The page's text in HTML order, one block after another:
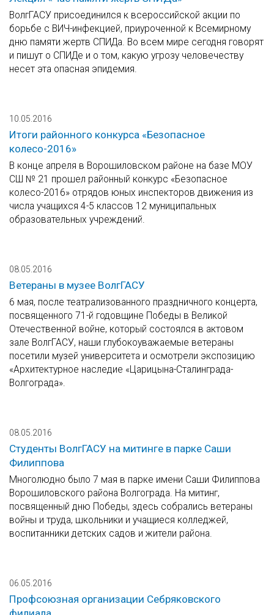
ВолгГАСУ присоединился к всероссийской акции по
борьбе с ВИЧ-инфекцией, приуроченной к Всемирному
дню памяти жертв СПИДа. Во всем мире сегодня говорят
и пишут о СПИДе и о том, какую угрозу человечеству
несет эта опасная эпидемия.
10.05.2016
Итоги районного конкурса «Безопасное
колесо-2016»
В конце апреля в Ворошиловском районе на базе МОУ
СШ № 21 прошел районный конкурс «Безопасное
колесо-2016» отрядов юных инспекторов движения из
числа учащихся 4-5 классов 12 муниципальных
образовательных учреждений.
08.05.2016
Ветераны в музее ВолгГАСУ
6 мая, после театрализованного праздничного концерта,
посвященного 71-й годовщине Победы в Великой
Отечественной войне, который состоялся в актовом
зале ВолгГАСУ, наши глубокоуважаемые ветераны
посетили музей университета и осмотрели экспозицию
«Архитектурное наследие «Царицына-Сталинграда-
Волгограда».
08.05.2016
Студенты ВолгГАСУ на митинге в парке Саши
Филиппова
Многолюдно было 7 мая в парке имени Саши Филиппова
Ворошиловского района Волгограда. На митинг,
посвященный дню Победы, здесь собрались ветераны
войны и труда, школьники и учащиеся колледжей,
воспитанники детских садов и жители района.
06.05.2016
Профсоюзная организации Себряковского